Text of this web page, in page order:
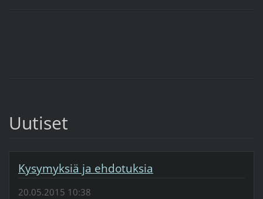
Uutiset
Kysymyksiä ja ehdotuksia
20.05.2015 10:38